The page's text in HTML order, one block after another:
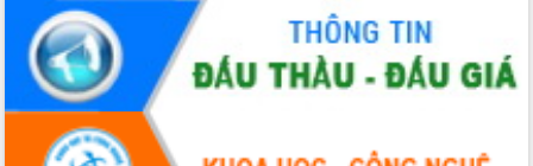
Phó Bí thư Tỉnh ủy Đắk Lắk Đỗ Hữu
Huy giữ chức Bí thư Đảng ủy Ủy Ban
Nhân dân tỉnh
Bệnh án điện tử thúc đẩy chuyển đổi
số y tế tại Đắk Lắk
Chuyển đổi số thư viện: Mở rộng